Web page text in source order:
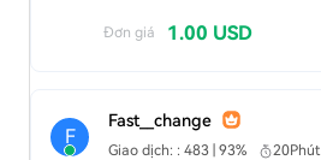
Đơn giá 1.00 USD
F
Fast__change
Giao dịch: : 483 | 93% 20Phút